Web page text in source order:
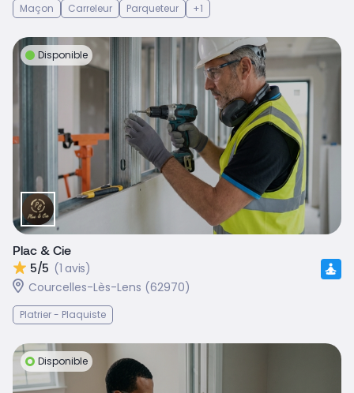
Maçon Carreleur Parqueteur +1
Disponible
Plac & Cie
5/5 (1 avis)
Courcelles-Lès-Lens (62970)
Platrier - Plaquiste
Disponible